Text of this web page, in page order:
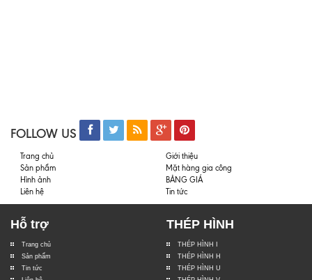
FOLLOW US
Trang chủ
Giới thiệu
Sản phẩm
Mặt hàng gia công
Hình ảnh
BẢNG GIÁ
Liên hệ
Tin tức
Hỗ trợ
Trang chủ
Sản phẩm
Tin tức
THÉP HÌNH
THÉP HÌNH I
THÉP HÌNH H
THÉP HÌNH U